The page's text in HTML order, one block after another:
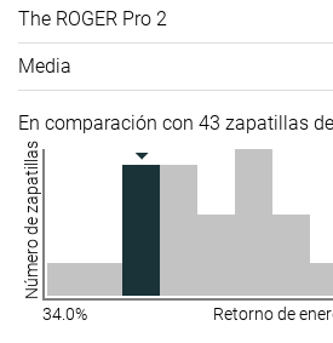
The ROGER Pro 2
Media
En comparación con 43 zapatillas
Número de zapatillas
34.0% Retorno de